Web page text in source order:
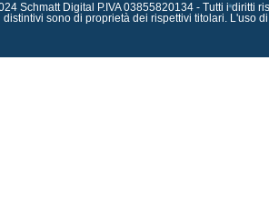
Schmatt Digital P.IVA 03855820134 - Tutti i diritti
distintivi sono di proprietà dei rispettivi titolari. L'uso